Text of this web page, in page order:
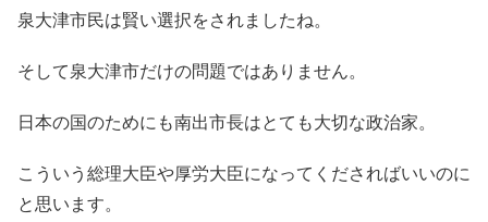
泉大津市民は賢い選択をされましたね。
そして泉大津市だけの問題ではありません。
日本の国のためにも南出市長はとても大切な政治家。
こういう総理大臣や厚労大臣になってくださればいいのに
と思います。